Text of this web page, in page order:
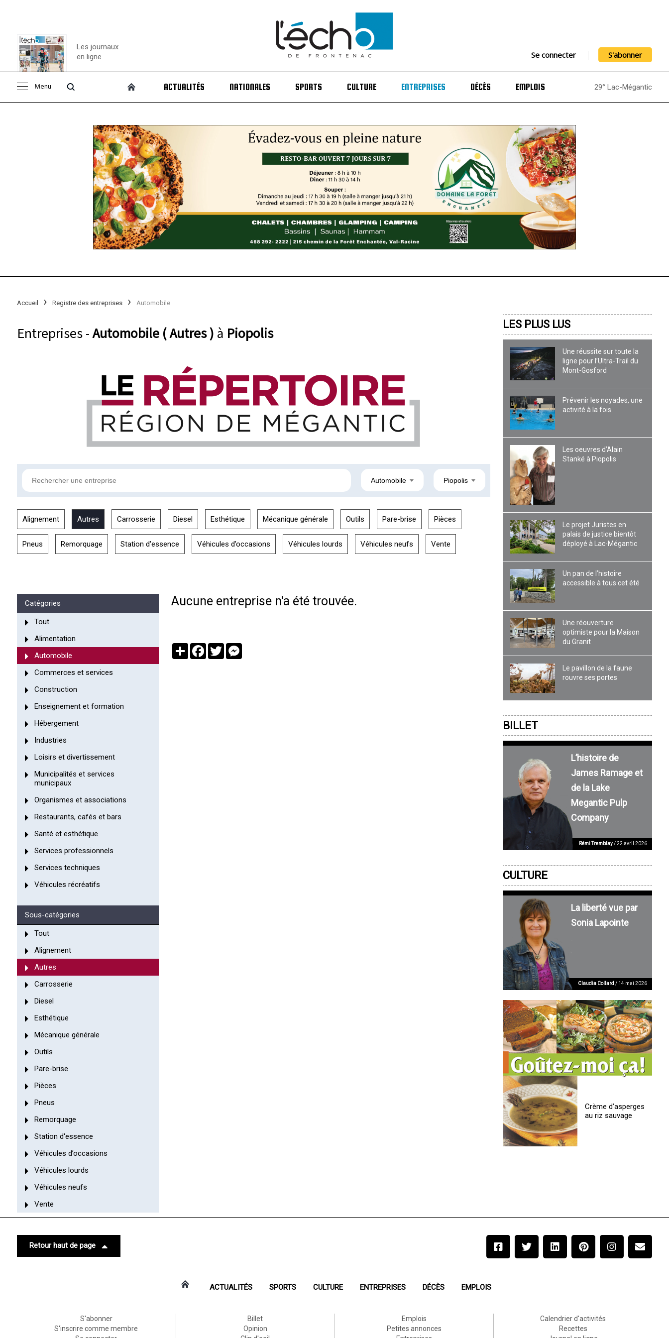
Consulter le
Les journaux
en ligne
Se connecter S'abonner
Menu ACTUALITÉS NATIONALES SPORTS CULTURE ENTREPRISES DÉCÈS EMPLOIS 29° Lac-Mégantic
Accueil Registre des entreprises Automobile
Entreprises -Automobile ( Autres ) à Piopolis
Automobile Piopolis
Alignement Autres Carrosserie Diesel Esthétique Mécanique générale Outils Pare-brise Pièces
Pneus Remorquage Station d'essence Véhicules d’occasions Véhicules lourds Véhicules neufs Vente
Catégories
Tout
Alimentation
Automobile
Commerces et services
Construction
Enseignement et formation
Hébergement
Industries
Loisirs et divertissement
Municipalités et services
municipaux
Organismes et associations
Restaurants, cafés et bars
Santé et esthétique
Services professionnels
Services techniques
Véhicules récréatifs
Sous-catégories
Tout
Alignement
Autres
Carrosserie
Diesel
Esthétique
Mécanique générale
Outils
Pare-brise
Pièces
Pneus
Remorquage
Station d'essence
Véhicules d’occasions
Véhicules lourds
Véhicules neufs
Vente
Aucune entreprise n'a été trouvée.
PartagerFacebook
Twitter
LES PLUS LUS
Une réussite sur toute la
ligne pour l’Ultra-Trail du
Mont-Gosford
Prévenir les noyades, une
activité à la fois
Les oeuvres d’Alain
Stanké à Piopolis
Le projet Juristes en
palais de justice bientôt
déployé à Lac-Mégantic
Un pan de l’histoire
accessible à tous cet été
Une réouverture
optimiste pour la Maison
du Granit
Le pavillon de la faune
rouvre ses portes
BILLET
L’histoire de
James Ramage et
de la Lake
Megantic Pulp
Company
Rémi Tremblay/ 22 avril 2026
CULTURE
La liberté vue par
Sonia Lapointe
Claudia Collard/ 14 mai 2026
Crème d’asperges
au riz sauvage
Retour haut de page
ACTUALITÉS SPORTS CULTURE ENTREPRISES DÉCÈS EMPLOIS
S'abonner
S'inscrire comme membre
Billet
Opinion
Emplois
Petites annonces
Calendrier d'activités
Recettes